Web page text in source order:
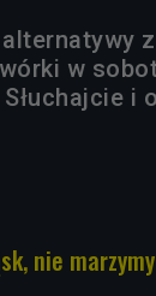
w
i
nie